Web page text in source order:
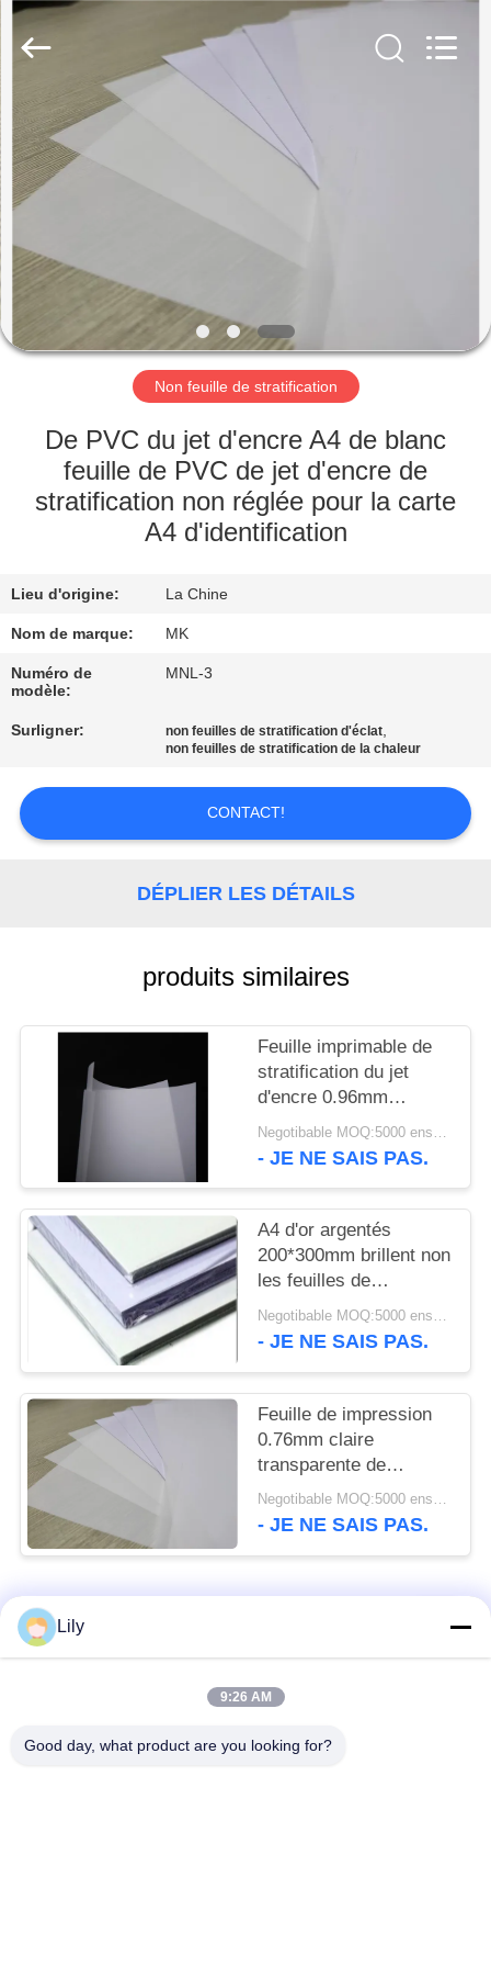
À
LA
MAISON
PRODUITS
VIDÉOS
PROPOS
NOUS
DE
L'USINE
LA
QUALITÉ
NOUVELLES
DEMANDEZ
UN DEVIS
PLAN
DU
SITE
PRIVACY
POLICY
MKarte
(Tianjin)
Limited.
Reserved.
Non feuille de stratification
De PVC du jet d'encre A4 de blanc
feuille de PVC de jet d'encre de
stratification non réglée pour la carte
A4 d'identification
Lieu d'origine: La Chine
Nom de marque: MK
Numéro de
modèle:
MNL-3
Surligner: non feuilles de stratification d'éclat,
non feuilles de stratification de la chaleur
CONTACT!
DÉPLIER LES DÉTAILS
produits similaires
Feuille imprimable de
stratification du jet
d'encre 0.96mm
d'adhérence d'encre
non
Negotibable MOQ:5000 ensembles (3 feuilles par feuille)
- JE NE SAIS PAS.
A4 d'or argentés
200*300mm brillent non
les feuilles de
stratification
Negotibable MOQ:5000 ensembles (3 feuilles par feuille)
- JE NE SAIS PAS.
Feuille de impression
0.76mm claire
transparente de
stratification de PVC
de 0.24mm non
Negotibable MOQ:5000 ensembles (3 feuilles par feuille)
- JE NE SAIS PAS.
Catégories populaires
Matériel de carte de
Lily
9:26 AM
Good day, what product are you looking for?